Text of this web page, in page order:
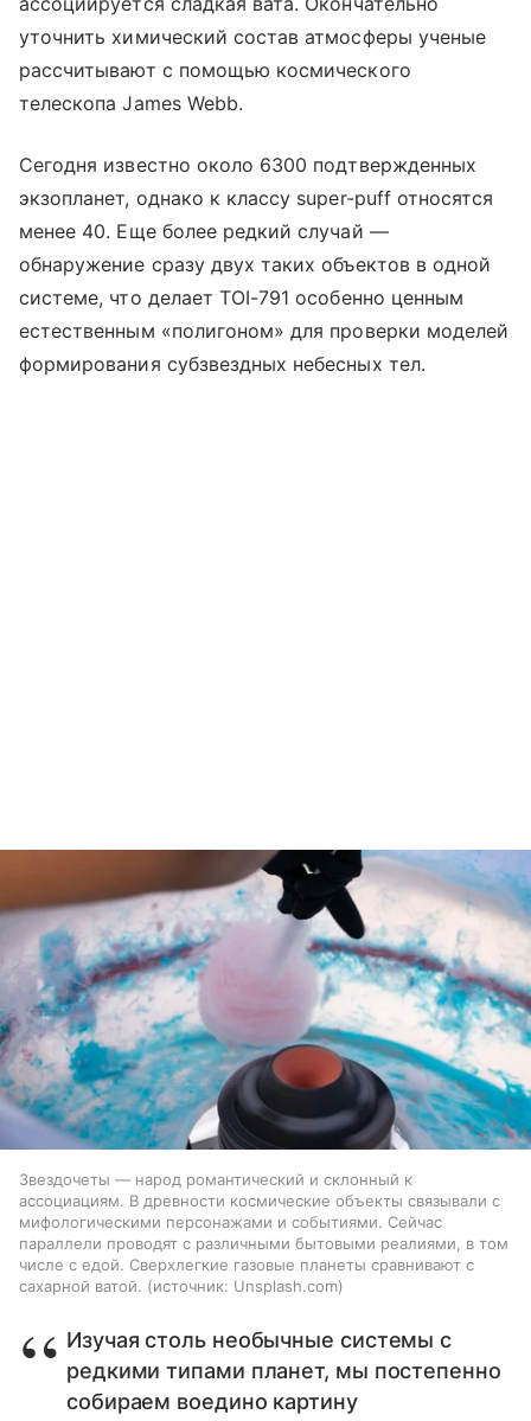
уточнить химический состав атмосферы ученые
рассчитывают с помощью космического
телескопа James Webb.
Сегодня известно около 6300 подтвержденных
экзопланет, однако к классу super-puff относятся
менее 40. Еще более редкий случай —
обнаружение сразу двух таких объектов в одной
системе, что делает TOI-791 особенно ценным
естественным «полигоном» для проверки моделей
формирования субзвездных небесных тел.
Звездочеты — народ романтический и склонный к
ассоциациям. В древности космические объекты связывали с
мифологическими персонажами и событиями. Сейчас
параллели проводят с различными бытовыми реалиями, в том
числе с едой. Сверхлегкие газовые планеты сравнивают с
сахарной ватой.
источник: Unsplash.com
Изучая столь необычные системы с
редкими типами планет, мы постепенно
собираем воедино картину